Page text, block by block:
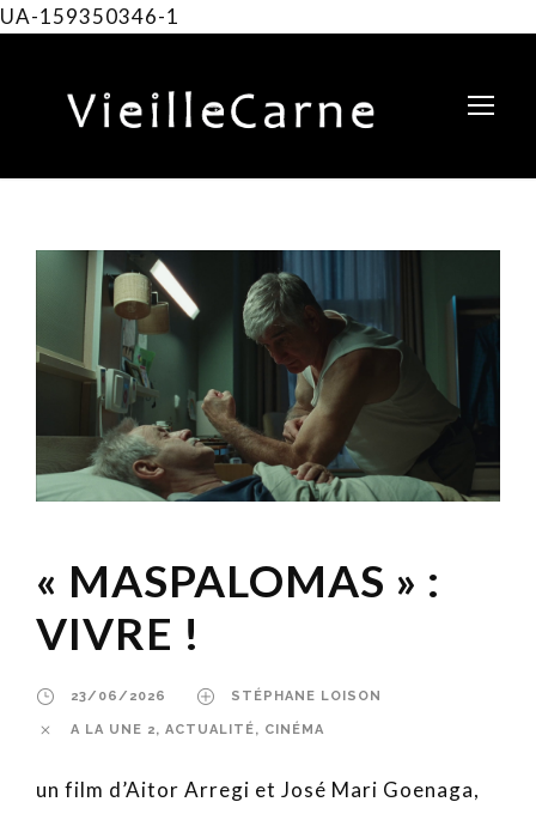
UA-159350346-1
« MASPALOMAS » :
VIVRE !
23/06/2026 STÉPHANE LOISON
A LA UNE 2, ACTUALITÉ, CINÉMA
un film d’Aitor Arregi et José Mari Goenaga,